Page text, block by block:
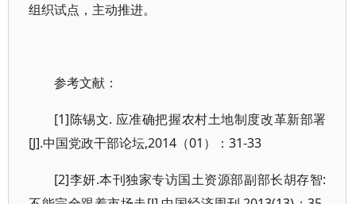
组织试点，主动推进。
参考文献：
[1]陈锡文. 应准确把握农村土地制度改革新部署
[J].中国党政干部论坛,2014（01）：31-33
[2]李妍.本刊独家专访国土资源部副部长胡存智: